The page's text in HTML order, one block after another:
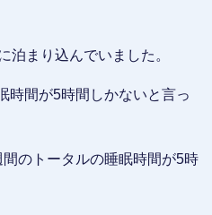
泊まり込んでいました。
時間が5時間しかないと言っ
のトータルの睡眠時間が5時